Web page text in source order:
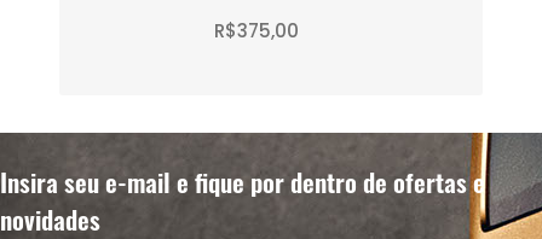
R$375,00
Insira seu e-mail e fique por dentro de ofertas e
novidades